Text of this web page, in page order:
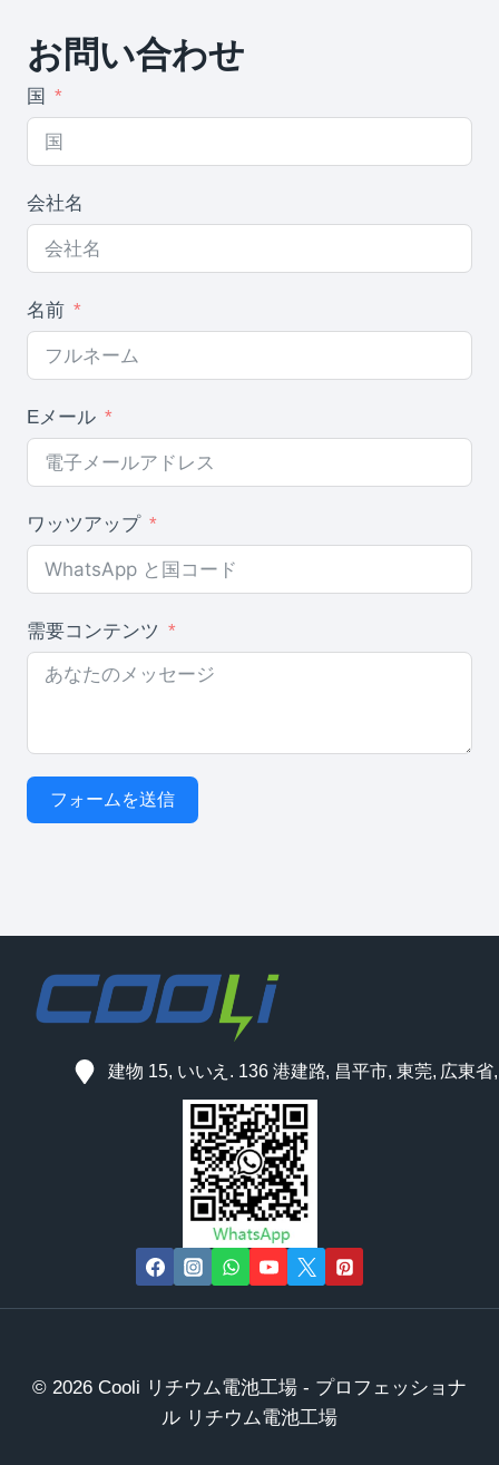
品
お問い合わせ
国
会社名
名前
Eメール
ワッツアップ
需要コンテンツ
フォームを送信
建物 15, いいえ. 136 港建路, 昌平市, 東莞, 広東省
© 2026 Cooli リチウム電池工場 - プロフェッショナ
ル リチウム電池工場